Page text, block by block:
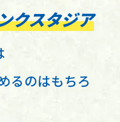
クスタジア
るのはもちろ